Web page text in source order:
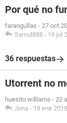
Por qué no
farangullas - 27 oct
Samul888 - 19 jul
36 respuestas
Utorrent no
huesito williams - 22
Jona - 18 ene